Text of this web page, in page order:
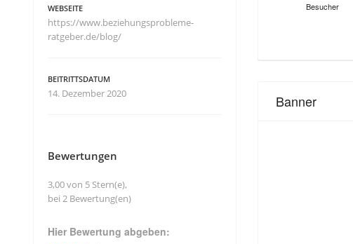
Besucher
Banner
WEBSEITE
https://www.beziehungsprobleme-
ratgeber.de/blog/
BEITRITTSDATUM
14. Dezember 2020
Bewertungen
3,00 von 5 Stern(e),
bei 2 Bewertung(en)
Hier Bewertung abgeben: